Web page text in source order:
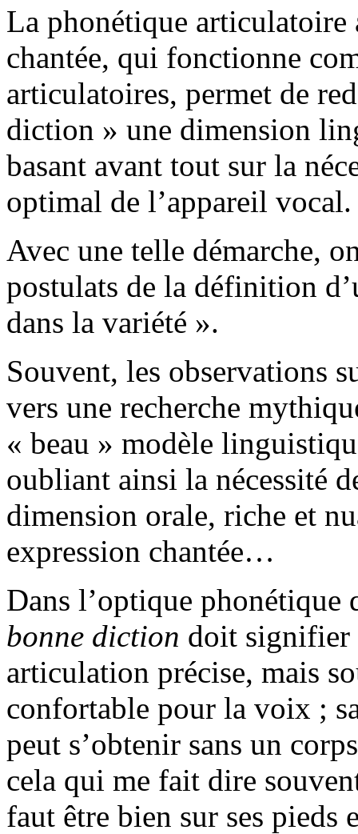
La phonétique articulatoire
chantée, qui fonctionne
articulatoires, permet de
diction » une dimension
basant avant tout sur la
optimal de l’appareil vocal.
Avec une telle démarche,
postulats de la définition
dans la variété ».
Souvent, les observations
vers une recherche
« beau » modèle
oubliant ainsi la nécessité
dimension orale, riche et
expression chantée…
Dans l’optique phonétique
bonne diction doit signifier
articulation précise, mais
confortable pour la voix ;
peut s’obtenir sans un
cela qui me fait dire
faut être bien sur ses pieds